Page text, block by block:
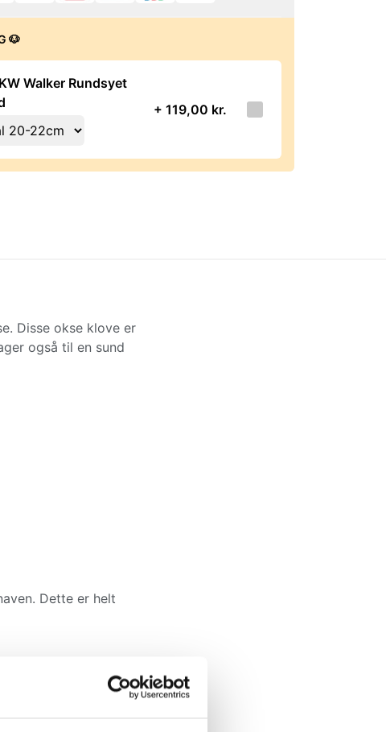
🐶
Walker Rundsyet
+ 119,00 kr.
Disse okse klove er
også til en sund
Dette er helt